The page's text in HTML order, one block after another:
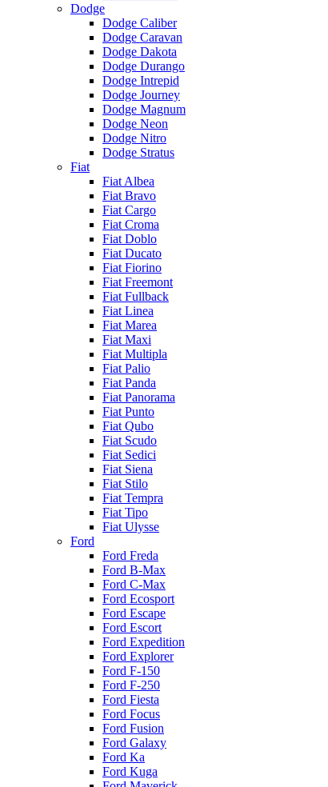
Dodge
Dodge Caliber
Dodge Caravan
Dodge Dakota
Dodge Durango
Dodge Intrepid
Dodge Journey
Dodge Magnum
Dodge Neon
Dodge Nitro
Dodge Stratus
Fiat
Fiat Albea
Fiat Bravo
Fiat Cargo
Fiat Croma
Fiat Doblo
Fiat Ducato
Fiat Fiorino
Fiat Freemont
Fiat Fullback
Fiat Linea
Fiat Marea
Fiat Maxi
Fiat Multipla
Fiat Palio
Fiat Panda
Fiat Panorama
Fiat Punto
Fiat Qubo
Fiat Scudo
Fiat Sedici
Fiat Siena
Fiat Stilo
Fiat Tempra
Fiat Tipo
Fiat Ulysse
Ford
Ford Freda
Ford B-Max
Ford C-Max
Ford Ecosport
Ford Escape
Ford Escort
Ford Expedition
Ford Explorer
Ford F-150
Ford F-250
Ford Fiesta
Ford Focus
Ford Fusion
Ford Galaxy
Ford Ka
Ford Kuga